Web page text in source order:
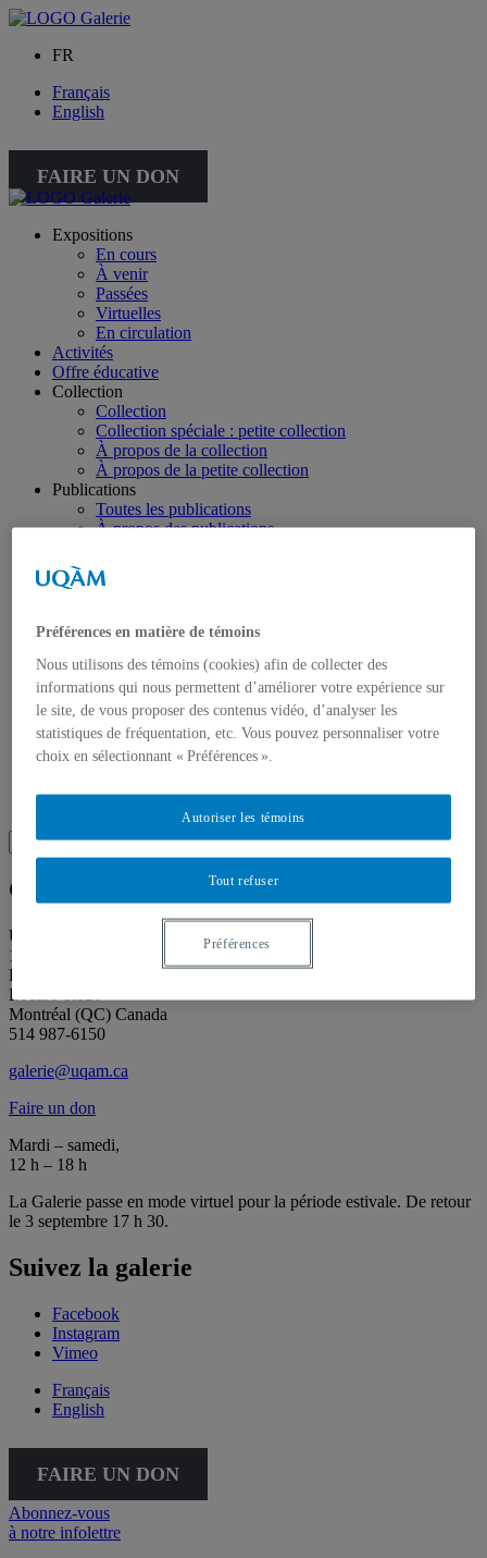
FR
Français
English
FAIRE UN DON
Expositions
En cours
À venir
Passées
Virtuelles
En circulation
Activités
Offre éducative
Collection
Collection
Collection spéciale : petite collection
À propos de la collection
À propos de la petite collection
Publications
Toutes les publications
À propos des publications
Actualités
À propos
Contact
Historique
Équipe
Proposition de projet
Partenaires
Plan des salles
Salle de presse
Search
for:
Search
Galerie de l’UQAM
Université du Québec à Montréal
1400 rue Berri
Pavillon Judith-Jasmin
Local J-R120
Montréal (QC) Canada
514 987-6150
galerie@uqam.ca
Faire un don
Mardi – samedi,
12 h – 18 h
La Galerie passe en mode virtuel pour la période estivale. De retour
le 3 septembre 17 h 30.
Suivez la galerie
Facebook
Instagram
Vimeo
Français
English
FAIRE UN DON
Abonnez-vous
à notre infolettre
Préférences en matière de témoins
Nous utilisons des témoins (cookies) afin de collecter des
informations qui nous permettent d’améliorer votre expérience sur
le site, de vous proposer des contenus vidéo, d’analyser les
statistiques de fréquentation, etc. Vous pouvez personnaliser votre
choix en sélectionnant « Préférences ».
Tout refuser
Autoriser les témoins
Préférences